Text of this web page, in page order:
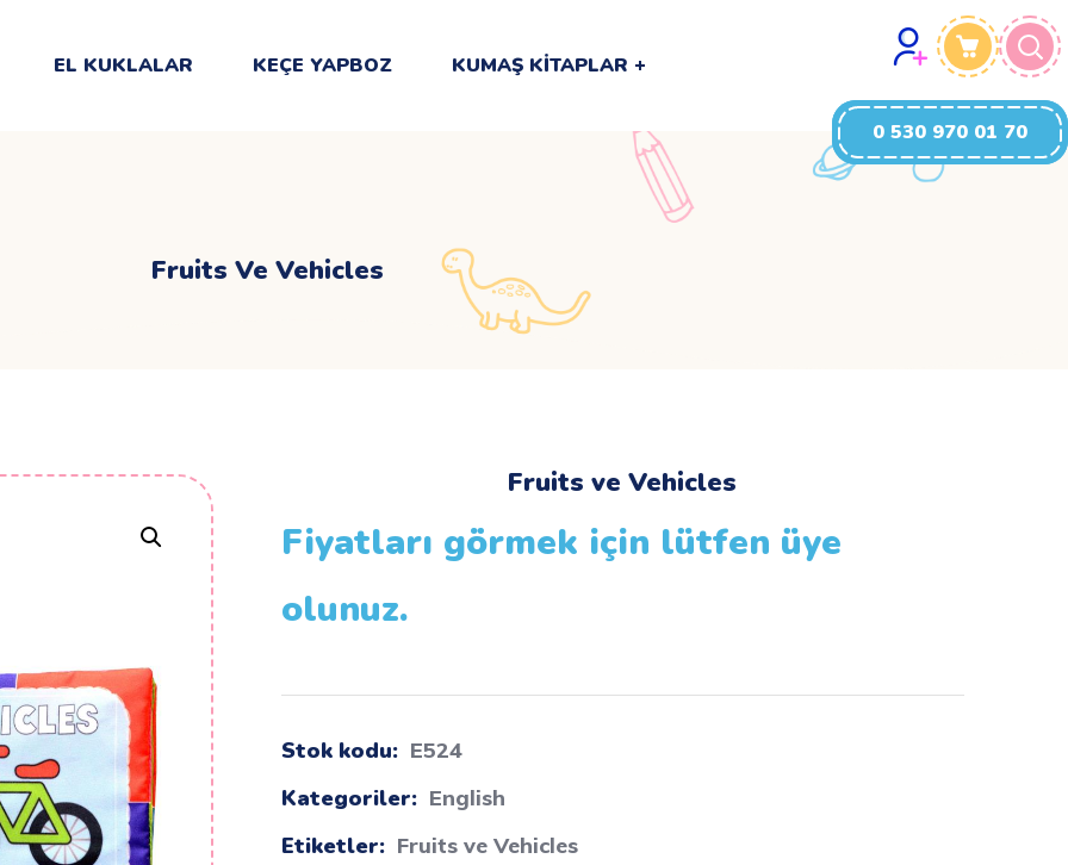
EL KUKLALAR KEÇE YAPBOZ KUMAŞ KITAPLAR
0 530 970 01 70
Fruits Ve Vehicles
Fruits ve Vehicles
Fiyatları görmek için lütfen üye
olunuz.
Stok kodu: E524
Kategoriler: English
Etiketler: Fruits ve Vehicles